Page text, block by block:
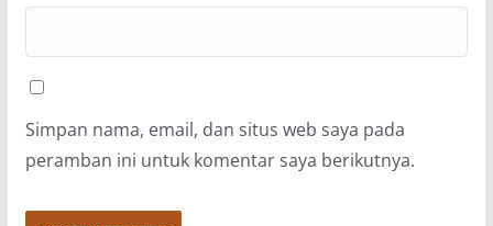
Simpan nama, email, dan situs web saya pada
peramban ini untuk komentar saya berikutnya.